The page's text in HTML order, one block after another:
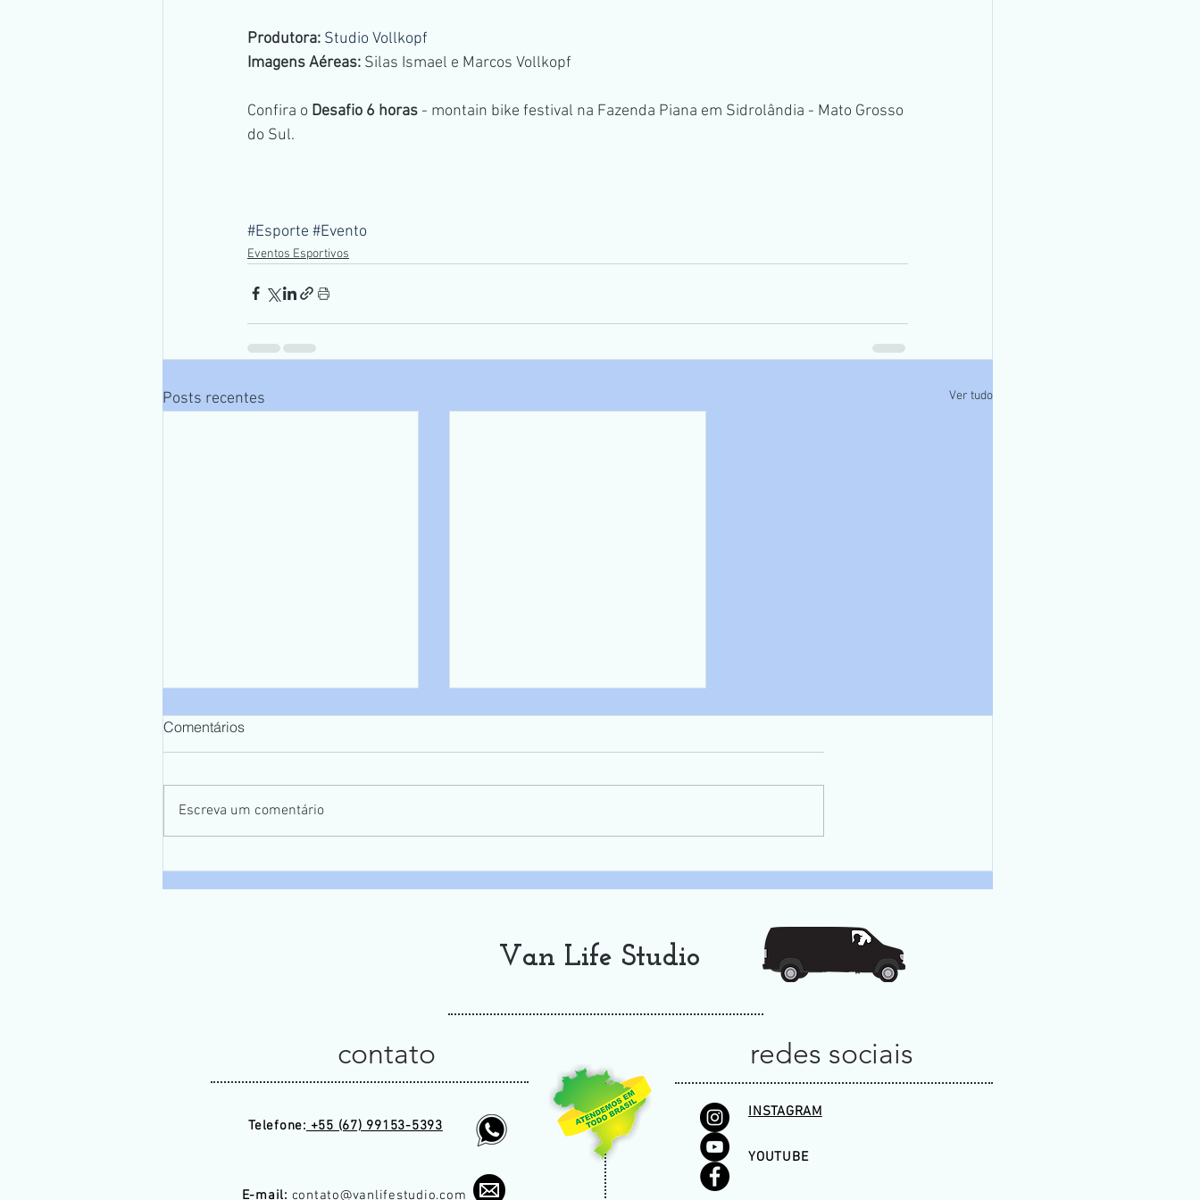
Produtora: Studio Vollkopf
Imagens Aéreas: Silas Ismael e Marcos Vollkopf
Confira o Desafio 6 horas - montain bike festival na Fazenda Piana em Sidrolândia - Mato Grosso
do Sul.
#Esporte #Evento
Eventos Esportivos
Posts recentes Ver tudo
Comentários
Escreva um comentário
Van Life Studio
Telefone: +55 (67) 99153-5393
E-mail: contato@vanlifestudio.com
contato redes sociais
INSTAGRAM
YOUTUBE